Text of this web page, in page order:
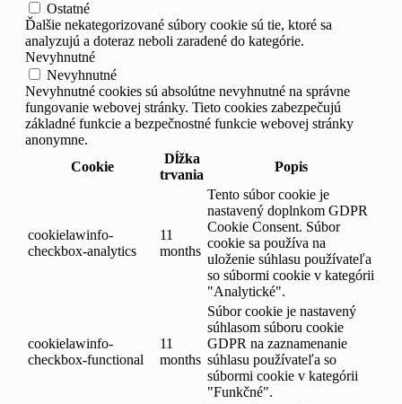
Ostatné
Ďalšie nekategorizované súbory cookie sú tie, ktoré sa
analyzujú a doteraz neboli zaradené do kategórie.
Nevyhnutné
Nevyhnutné
Nevyhnutné cookies sú absolútne nevyhnutné na správne
fungovanie webovej stránky. Tieto cookies zabezpečujú
základné funkcie a bezpečnostné funkcie webovej stránky
anonymne.
Cookie
Dĺžka
trvania
Popis
cookielawinfo-
checkbox-analytics
11
months
Tento súbor cookie je
nastavený doplnkom GDPR
Cookie Consent. Súbor
cookie sa používa na
uloženie súhlasu používateľa
so súbormi cookie v kategórii
"Analytické".
cookielawinfo-
checkbox-functional
11
months
Súbor cookie je nastavený
súhlasom súboru cookie
GDPR na zaznamenanie
súhlasu používateľa so
súbormi cookie v kategórii
"Funkčné".